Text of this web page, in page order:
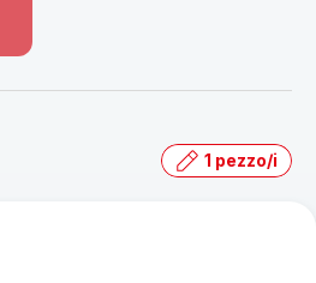
1 pezzo/i